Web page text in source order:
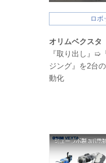
ロボ
オリムベクスタ
『取り出し』➯
ジング』を2台
動化